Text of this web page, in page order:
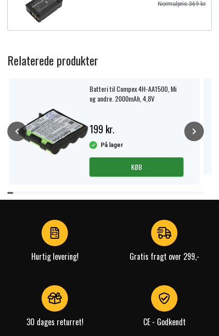
Normalpris 369 kr.
Relaterede produkter
Batteri til Compex 4H-AA1500, Mi
og andre. 2000mAh, 4,8V
199 kr.
På lager
KØB
Item
1
Hurtig levering! Gratis fragt over 299,-
30 dages returret! CE - Godkendt